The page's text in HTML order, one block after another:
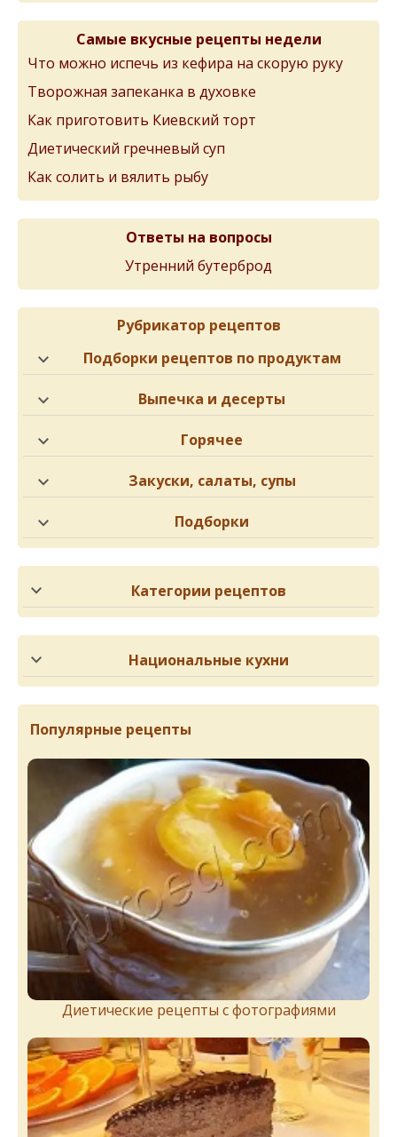
Самые вкусные рецепты недели
Что можно испечь из кефира на скорую руку
Творожная запеканка в духовке
Как приготовить Киевский торт
Диетический гречневый суп
Как солить и вялить рыбу
Ответы на вопросы
Утренний бутерброд
Рубрикатор рецептов
Подборки рецептов по продуктам
Выпечка и десерты
Горячее
Закуски, салаты, супы
Подборки
Категории рецептов
Национальные кухни
Популярные рецепты
Диетические рецепты с фотографиями